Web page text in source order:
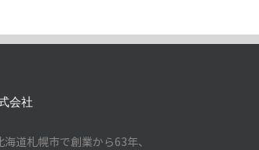
会社
道札幌市で創業から63年、